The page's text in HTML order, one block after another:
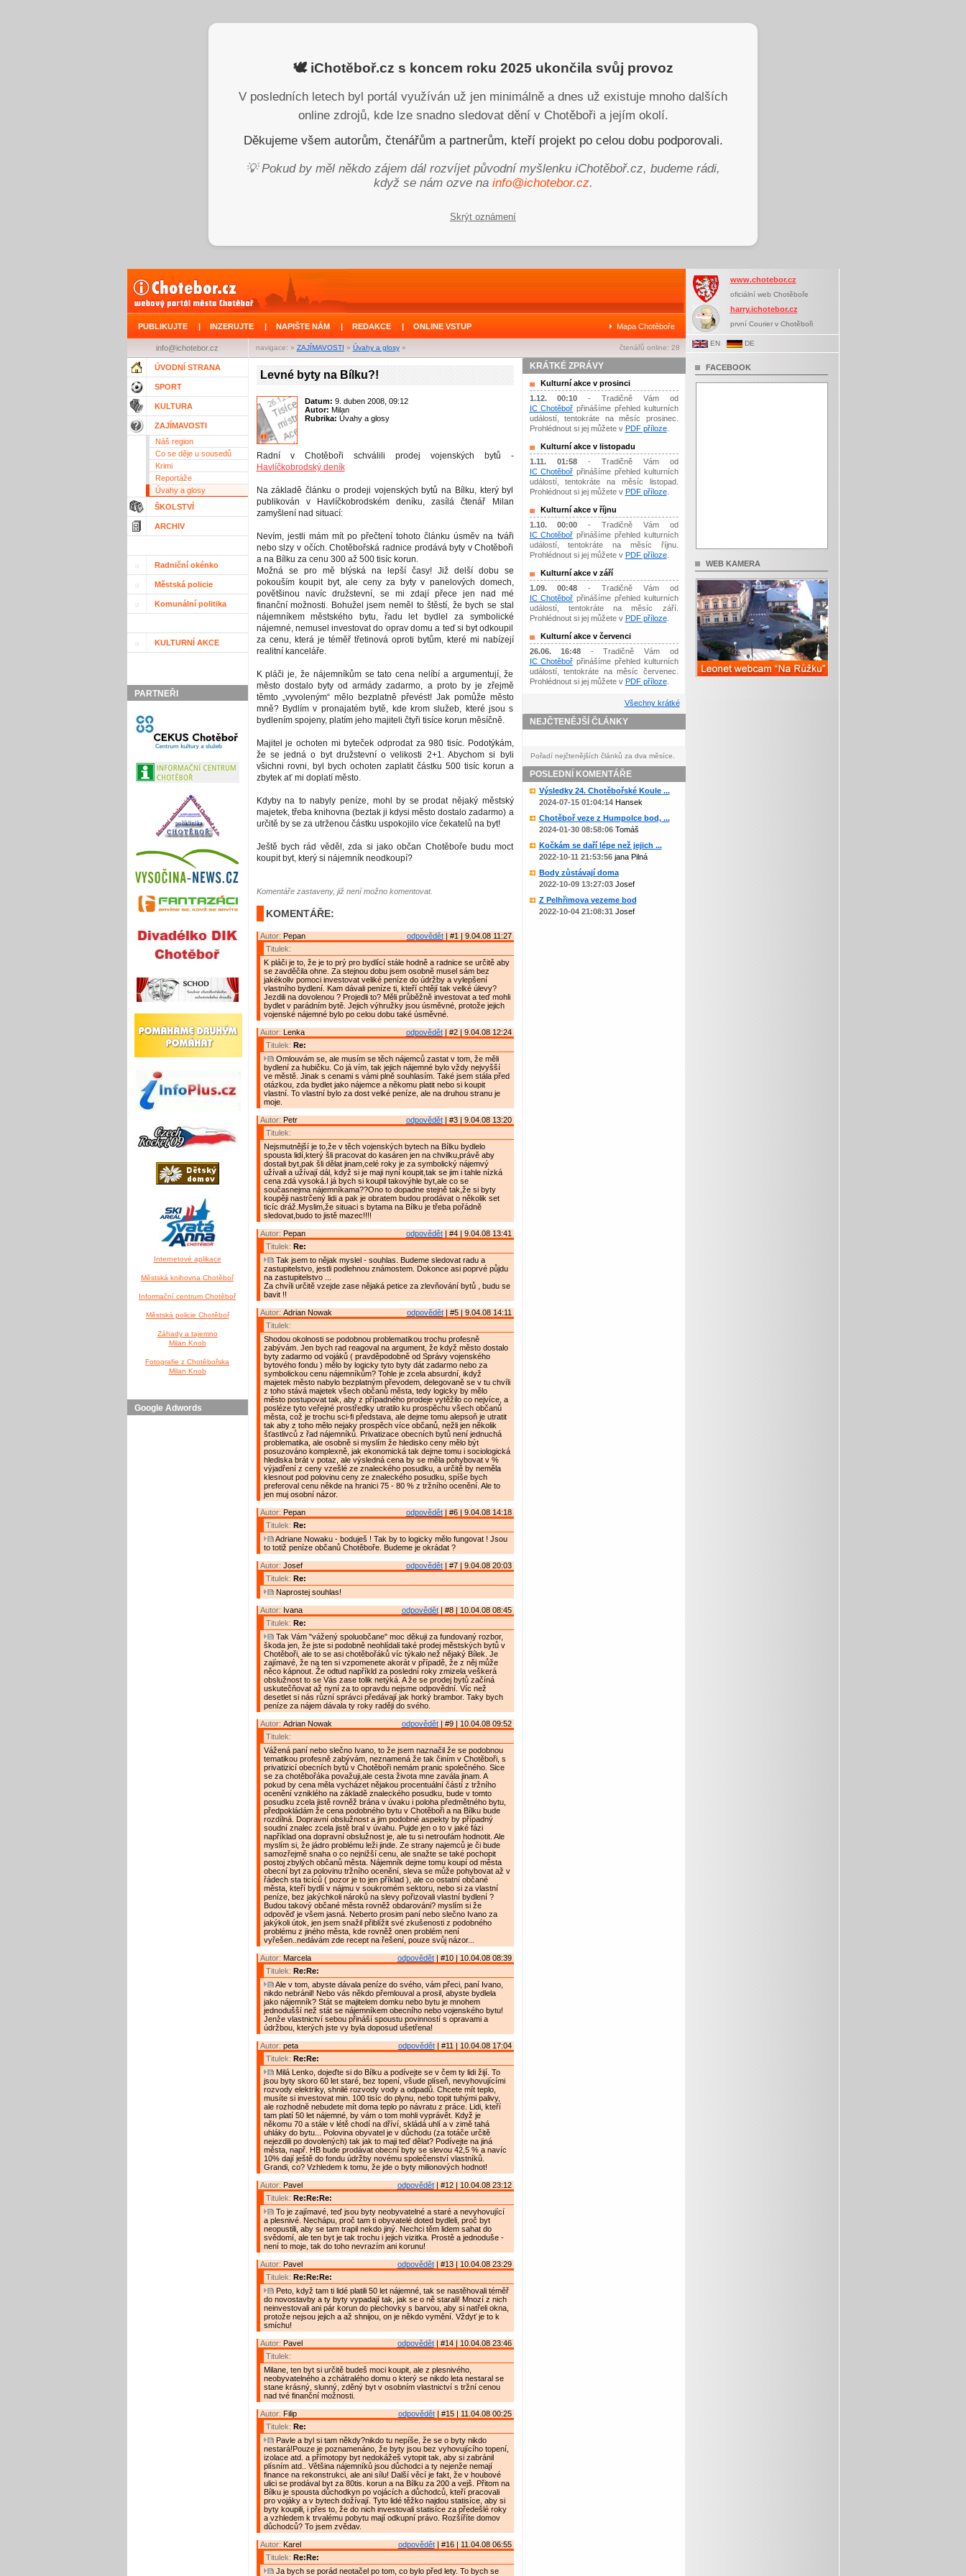
🕊️ iChotěboř.cz s koncem roku 2025 ukončila svůj provoz
V posledních letech byl portál využíván už jen minimálně a dnes už existuje mnoho dalších
online zdrojů, kde lze snadno sledovat dění v Chotěboři a jejím okolí.
Děkujeme všem autorům, čtenářům a partnerům, kteří projekt po celou dobu podporovali.
💡 Pokud by měl někdo zájem dál rozvíjet původní myšlenku iChotěboř.cz, budeme rádi,
když se nám ozve na info@ichotebor.cz.
Skrýt oznámení
PUBLIKUJTE | INZERUJTE | NAPIŠTE NÁM | REDAKCE | ONLINE VSTUP Mapa Chotěboře
navigace: » ZAJÍMAVOSTI » Úvahy a glosy» čtenářů online: 28
info@ichotebor.cz
ÚVODNÍ STRANA
SPORT
KULTURA
ZAJÍMAVOSTI
Náš region
Co se děje u sousedů
Krimi
Reportáže
Úvahy a glosy
ŠKOLSTVÍ
ARCHIV
Radniční okénko
Městská policie
Komunální politika
KULTURNÍ AKCE
PARTNEŘI
Internetové aplikace
Městská knihovna Chotěboř
Informační centrum Chotěboř
Městská policie Chotěboř
Záhady a tajemno
Milan Knob
Fotografie z Chotěbořska
Milan Knob
Google Adwords
Levné byty na Bílku?!
Datum: 9. duben 2008, 09:12
Autor: Milan
Rubrika: Úvahy a glosy
Radní v Chotěboři schválili prodej vojenských bytů -
Havlíčkobrodský deník
Na základě článku o prodeji vojenských bytů na Bílku, který byl
publikován v Havlíčkobrodském deníku, zasílá čtenář Milan
zamyšlení nad situací:
Nevím, jestli mám mít po přečtení tohoto článku úsměv na tváři
nebo slzy v očích. Chotěbořská radnice prodává byty v Chotěboři
a na Bílku za cenu 300 až 500 tisíc korun.
Možná se pro mě blýská na lepší časy! Již delší dobu se
pokouším koupit byt, ale ceny za byty v panelových domech,
povětšinou navíc družstevní, se mi zdají přece jen nad mé
finanční možnosti. Bohužel jsem neměl to štěstí, že bych se stal
nájemníkem městského bytu, řadu let bydlel za symbolické
nájemné, nemusel investovat do oprav domu a teď si byt odkoupil
za cenu, která je téměř třetinová oproti bytům, které mi nabízejí
realitní kanceláře.
K pláči je, že nájemníkům se tato cena nelíbí a argumentují, že
město dostalo byty od armády zadarmo, a proto by je zřejmě
těmto „vyvoleným“ mělo bezplatně převést! Jak pomůže město
mně? Bydlím v pronajatém bytě, kde krom služeb, které jsou s
bydlením spojeny, platím jeho majiteli čtyři tisíce korun měsíčně.
Majitel je ochoten mi byteček odprodat za 980 tisíc. Podotýkám,
že se jedná o byt družstevní o velikosti 2+1. Abychom si byli
všichni rovni, byl bych ochoten zaplatit částku 500 tisíc korun a
zbytek ať mi doplatí město.
Kdyby na to nabyly peníze, mohl by se prodat nějaký městský
majetek, třeba knihovna (beztak ji kdysi město dostalo zadarmo) a
určitě by se za utrženou částku uspokojilo více čekatelů na byt!
Ještě bych rád věděl, zda si jako občan Chotěboře budu moct
koupit byt, který si nájemník neodkoupí?
Komentáře zastaveny, již není možno komentovat.
KOMENTÁŘE:
odpovědět| #1 | 9.04.08 11:27
Autor: Pepan
Titulek:
K pláči je to, že je to prý pro bydlící stále hodně a radnice se určitě aby
se zavděčila ohne. Za stejnou dobu jsem osobně musel sám bez
jakékoliv pomoci investovat veliké peníze do údržby a vylepšení
vlastního bydlení. Kam dávali peníze ti, kteří chtějí tak velké úlevy?
Jezdili na dovolenou ? Projedli to? Měli průběžně investovat a teď mohli
bydlet v parádním bytě. Jejich výhružky jsou úsměvné, protože jejich
vojenské nájemné bylo po celou dobu také úsměvné.
odpovědět| #2 | 9.04.08 12:24
Autor: Lenka
Titulek: Re:
Omlouvám se, ale musím se těch nájemců zastat v tom, že měli
bydlení za hubičku. Co já vím, tak jejich nájemné bylo vždy nejvyšší
ve městě. Jinak s cenami s vámi plně souhlasím. Také jsem stála před
otázkou, zda bydlet jako nájemce a někomu platit nebo si koupit
vlastní. To vlastní bylo za dost velké peníze, ale na druhou stranu je
moje.
odpovědět| #3 | 9.04.08 13:20
Autor: Petr
Titulek:
Nejsmutnější je to,že v těch vojenských bytech na Bílku bydlelo
spousta lidí,který šli pracovat do kasáren jen na chvilku,právě aby
dostali byt,pak šli dělat jinam,celé roky je za symbolický nájemvý
užívali a užívají dál, když si je maji nyní koupit,tak se jim i tahle nízká
cena zdá vysoká.I já bych si koupil takovýhle byt,ale co se
současnejma nájemníkama??Ono to dopadne stejně tak,že si byty
koupěji nastrčený lidi a pak je obratem budou prodávat o několik set
ticíc dráž.Myslim,že situaci s bytama na Bílku je třeba pořádně
sledovat,budo to jistě mazec!!!!
odpovědět| #4 | 9.04.08 13:41
Autor: Pepan
Titulek: Re:
Tak jsem to nějak myslel - souhlas. Budeme sledovat radu a
zastupitelstvo, jestli podlehnou známostem. Dokonce asi poprvé půjdu
na zastupitelstvo ...
Za chvíli určitě vzejde zase nějaká petice za zlevňování bytů , budu se
bavit !!
odpovědět| #5 | 9.04.08 14:11
Autor: Adrian Nowak
Titulek:
Shodou okolnosti se podobnou problematikou trochu profesně
zabývám. Jen bych rad reagoval na argument, že když město dostalo
byty zadarmo od vojáků ( pravděpodobně od Správy vojenského
bytového fondu ) mělo by logicky tyto byty dát zadarmo nebo za
symbolickou cenu nájemníkům? Tohle je zcela absurdní, ikdyž
majetek město nabylo bezplatným převodem, delegovaně se v tu chvíli
z toho stává majetek všech občanů města, tedy logicky by mělo
město postupovat tak, aby z případného prodeje vytěžilo co nejvíce, a
posléze tyto veřejné prostředky utratilo ku prospěchu všech občanů
města, což je trochu sci-fi představa, ale dejme tomu alepsoň je utratit
tak aby z toho mělo nejaky prospěch více občanů, nežli jen několik
šťastlivců z řad nájemníků. Privatizace obecních bytů není jednuchá
problematika, ale osobně si myslím že hledisko ceny mělo být
posuzováno komplexně, jak ekonomická tak dejme tomu i sociologická
hlediska brát v potaz, ale výsledná cena by se měla pohybovat v %
výjadření z ceny vzešlé ze znaleckého posudku, a určitě by neměla
klesnout pod polovinu ceny ze znaleckého posudku, spíše bych
preferoval cenu někde na hranici 75 - 80 % z tržního ocenění. Ale to
jen muj osobní názor.
odpovědět| #6 | 9.04.08 14:18
Autor: Pepan
Titulek: Re:
Adriane Nowaku - boduješ ! Tak by to logicky mělo fungovat ! Jsou
to totiž peníze občanů Chotěboře. Budeme je okrádat ?
odpovědět| #7 | 9.04.08 20:03
Autor: Josef
Titulek: Re:
Naprostej souhlas!
odpovědět| #8 | 10.04.08 08:45
Autor: Ivana
Titulek: Re:
Tak Vám "vážený spoluobčane" moc děkuji za fundovaný rozbor,
škoda jen, že jste si podobně neohlídali také prodej městských bytů v
Chotěboři, ale to se asi chotěbořáků víc týkalo než nějaký Bílek. Je
zajímavé, že na ten si vzpomenete akorát v případě, že z něj může
něco kápnout. Že odtud napříkld za poslední roky zmizela veškerá
obslužnost to se Vás zase tolik netýká. A že se prodej bytů začíná
uskutečňovat až nyní za to opravdu nejsme odpovědní. Víc než
desetlet si nás různí správci předávají jak horký brambor. Taky bych
peníze za nájem dávala ty roky raději do svého.
odpovědět| #9 | 10.04.08 09:52
Autor: Adrian Nowak
Titulek:
Vážená paní nebo slečno Ivano, to že jsem naznačil že se podobnou
tematikou profesně zabývám, neznamená že tak činím v Chotěboři, s
privatizicí obecních bytů v Chotěboři nemám pranic společného. Sice
se za chotěbořáka považuji,ale cesta života mne zavála jinam. A
pokud by cena měla vycházet nějakou procentuální částí z tržního
ocenění vzniklého na základě znaleckého posudku, bude v tomto
posudku zcela jistě rovněž brána v úvaku i poloha předmětného bytu,
předpokládám že cena podobného bytu v Chotěboři a na Bílku bude
rozdílná. Dopravní obslužnost a jim podobné aspekty by případný
soudní znalec zcela jistě bral v úvahu. Pujde jen o to v jaké fázi
například ona dopravní obslužnost je, ale tu si netroufám hodnotit. Ale
myslím si, že jádro problému leži jinde. Ze strany najemců je či bude
samozřejmě snaha o co nejnižší cenu, ale snažte se také pochopit
postoj zbylých občanů města. Nájemník dejme tomu koupí od města
obecní byt za polovinu tržního ocenění, sleva se může pohybovat až v
řádech sta ticíců ( pozor je to jen příklad ), ale co ostatní občané
města, kteří bydlí v nájmu v soukromém sektoru, nebo si za vlastní
peníze, bez jakýchkoli nároků na slevy pořizovali vlastní bydlení ?
Budou takový občané města rovněž obdarováni? myslím si že
odpověď je všem jasná. Neberto prosim paní nebo slečno Ivano za
jakýkoli útok, jen jsem snažil přiblížit své zkušenosti z podobného
problému z jiného města, kde rovněž onen problém není
vyřešen..nedávám zde recept na řešení, pouze svůj názor...
odpovědět| #10 | 10.04.08 08:39
Autor: Marcela
Titulek: Re:Re:
Ale v tom, abyste dávala peníze do svého, vám přeci, paní Ivano,
nikdo nebránil! Nebo vás někdo přemlouval a prosil, abyste bydlela
jako nájemník? Stát se majitelem domku nebo bytu je mnohem
jednodušší než stát se nájemníkem obecního nebo vojenského bytu!
Jenže vlastnictví sebou přináší spoustu povinností s opravami a
údržbou, kterých jste vy byla doposud ušetřena!
odpovědět| #11 | 10.04.08 17:04
Autor: peta
Titulek: Re:Re:
Milá Lenko, dojeďte si do Bílku a podívejte se v čem ty lidi žijí. To
jsou byty skoro 60 let staré, bez topení, všude plíseň, nevyhovujícími
rozvody elektriky, shnilé rozvody vody a odpadů. Chcete mít teplo,
musíte si investovat min. 100 tisíc do plynu, nebo topit tuhými palivy,
ale rozhodně nebudete mít doma teplo po návratu z práce. Lidi, kteří
tam platí 50 let nájemné, by vám o tom mohli vyprávět. Když je
někomu 70 a stále v létě chodí na dříví, skládá uhlí a v zimě tahá
uhláky do bytu... Polovina obyvatel je v důchodu (za totáče určitě
nejezdili po dovolených) tak jak to maji teď dělat? Podívejte na jiná
města, např. HB bude prodávat obecní byty se slevou 42,5 % a navíc
10% dají ještě do fondu údržby novému společenství vlastníků.
Grandi, co? Vzhledem k tomu, že jde o byty milionových hodnot!
odpovědět| #12 | 10.04.08 23:12
Autor: Pavel
Titulek: Re:Re:Re:
To je zajímavé, teď jsou byty neobyvatelné a staré a nevyhovující
a plesnivé. Nechápu, proč tam ti obyvatelé doted bydleli, proč byt
neopustili, aby se tam trapil nekdo jiný. Nechci těm lidem sahat do
svědomí, ale ten byt je tak trochu i jejich vizitka. Prostě a jednoduše -
není to moje, tak do toho nevrazím ani korunu!
odpovědět| #13 | 10.04.08 23:29
Autor: Pavel
Titulek: Re:Re:Re:
Peto, když tam ti lidé platili 50 let nájemné, tak se nastěhovali téměř
do novostavby a ty byty vypadají tak, jak se o ně starali! Mnozí z nich
neinvestovali ani pár korun do plechovky s barvou, aby si natřeli okna,
protože nejsou jejich a až shnijou, on je někdo vymění. Vždyť je to k
smíchu!
odpovědět| #14 | 10.04.08 23:46
Autor: Pavel
Titulek:
Milane, ten byt si určitě budeš moci koupit, ale z plesnivého,
neobyvatelného a zchátralého domu o který se nikdo leta nestaral se
stane krásný, slunný, zděný byt v osobním vlastnictví s tržní cenou
nad tvé finanční možnosti.
odpovědět| #15 | 11.04.08 00:25
Autor: Filip
Titulek: Re:
Pavle a byl si tam někdy?nikdo tu nepíše, že se o byty nikdo
nestará!Pouze je poznamenáno, že byty jsou bez vyhovujícího topení,
izolace atd. a přímotopy byt nedokážeš vytopit tak, aby si zabránil
plísním atd.. Většina nájemníků jsou důchodci a ty nejenže nemají
finance na rekonstrukci, ale ani sílu! Další věcí je fakt, že v houbové
ulici se prodával byt za 80tis. korun a na Bílku za 200 a vejš. Přitom na
Bílku je spousta důchodkyn po vojácích a důchodců, kteří pracovali
pro vojáky a v bytech dožívají. Tyto lidé těžko najdou statisíce, aby si
byty koupili, i přes to, že do nich investovali statisíce za předešlé roky
a vzhledem k trvalému pobytu mají odkupní právo. Rozšíříte domov
důchodců? To jsem zvědav.
odpovědět| #16 | 11.04.08 06:55
Autor: Karel
Titulek: Re:Re:
Ja bych se porád neotačel po tom, co bylo před lety. To bych se
KRÁTKÉ ZPRÁVY
Kulturní akce v prosinci
1.12. 00:10 - Tradičně Vám od
IC Chotěboř přinášíme přehled kulturních
událostí, tentokráte na měsíc prosinec.
Prohlédnout si jej můžete v PDF příloze.
Kulturní akce v listopadu
1.11. 01:58- Tradičně Vám od
IC Chotěboř přinášíme přehled kulturních
událostí, tentokráte na měsíc listopad.
Prohlédnout si jej můžete v PDF příloze.
Kulturní akce v říjnu
1.10. 00:00 - Tradičně Vám od
IC Chotěboř přinášíme přehled kulturních
událostí, tentokráte na měsíc říjnu.
Prohlédnout si jej můžete v PDF příloze.
Kulturní akce v září
1.09. 00:48 - Tradičně Vám od
IC Chotěboř přinášíme přehled kulturních
událostí, tentokráte na měsíc září.
Prohlédnout si jej můžete v PDF příloze.
Kulturní akce v červenci
26.06. 16:48 - Tradičně Vám od
IC Chotěboř přinášíme přehled kulturních
událostí, tentokráte na měsíc červenec.
Prohlédnout si jej můžete v PDF příloze.
Všechny krátké
NEJČTENĚJŠÍ ČLÁNKY
Pořadí nejčtenějších článků za dva měsíce.
POSLEDNÍ KOMENTÁŘE
Výsledky 24. Chotěbořské Koule ...
2024-07-15 01:04:14Hansek
Chotěboř veze z Humpolce bod, ...
2024-01-30 08:58:06Tomáš
Kočkám se daří lépe než jejich ...
2022-10-11 21:53:56jana Pilná
Body zůstávají doma
2022-10-09 13:27:03Josef
Z Pelhřimova vezeme bod
2022-10-04 21:08:31 Josef
www.chotebor.cz
oficiální web Chotěboře
harry.ichotebor.cz
první Courier v Chotěboři
EN DE
FACEBOOK
WEB KAMERA